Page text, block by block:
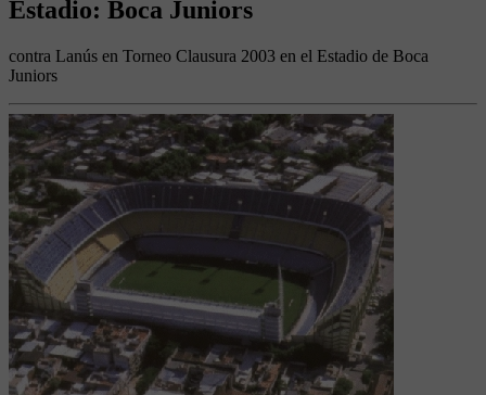
Estadio: Boca Juniors
contra Lanús en Torneo Clausura 2003 en el Estadio de Boca
Juniors